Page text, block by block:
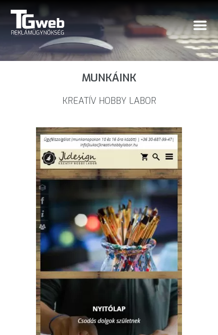
MUNKÁINK
KREATÍV HOBBY LABOR